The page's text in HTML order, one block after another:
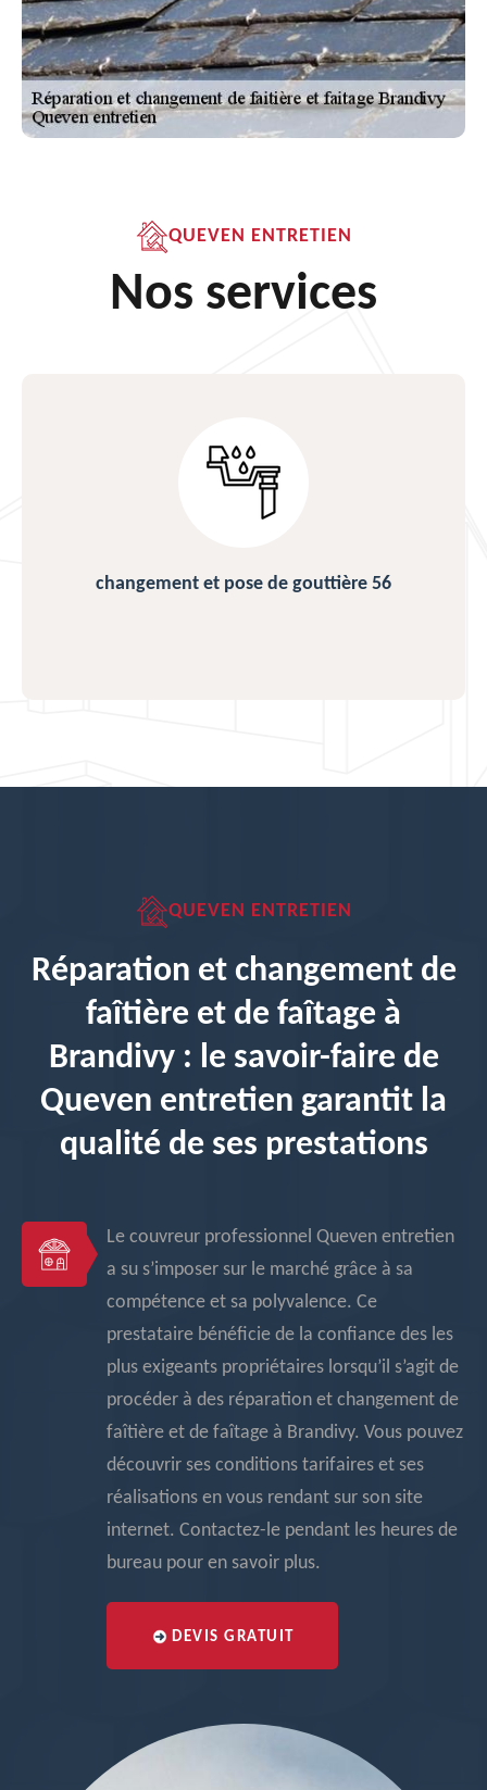
QUEVEN ENTRETIEN
Nos services
Nettoyage de toiture 56
QUEVEN ENTRETIEN
Réparation et changement de
faîtière et de faîtage à
Brandivy : le savoir-faire de
Queven entretien garantit la
qualité de ses prestations
Le couvreur professionnel Queven entretien
a su s’imposer sur le marché grâce à sa
compétence et sa polyvalence. Ce
prestataire bénéficie de la confiance des les
plus exigeants propriétaires lorsqu’il s’agit de
procéder à des réparation et changement de
faîtière et de faîtage à Brandivy. Vous pouvez
découvrir ses conditions tarifaires et ses
réalisations en vous rendant sur son site
internet. Contactez-le pendant les heures de
bureau pour en savoir plus.
DEVIS GRATUIT